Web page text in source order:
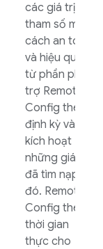
các giá trị
tham số một
cách an toàn
và hiệu quả
từ phần phụ
trợ Remote
Config theo
định kỳ và
kích hoạt
những giá trị
đã tìm nạp
đó. Remote
Config theo
thời gian
thực cho